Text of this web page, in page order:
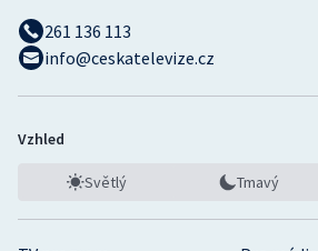
261 136 113
info@ceskatelevize.cz
Vzhled
Světlý Tmavý